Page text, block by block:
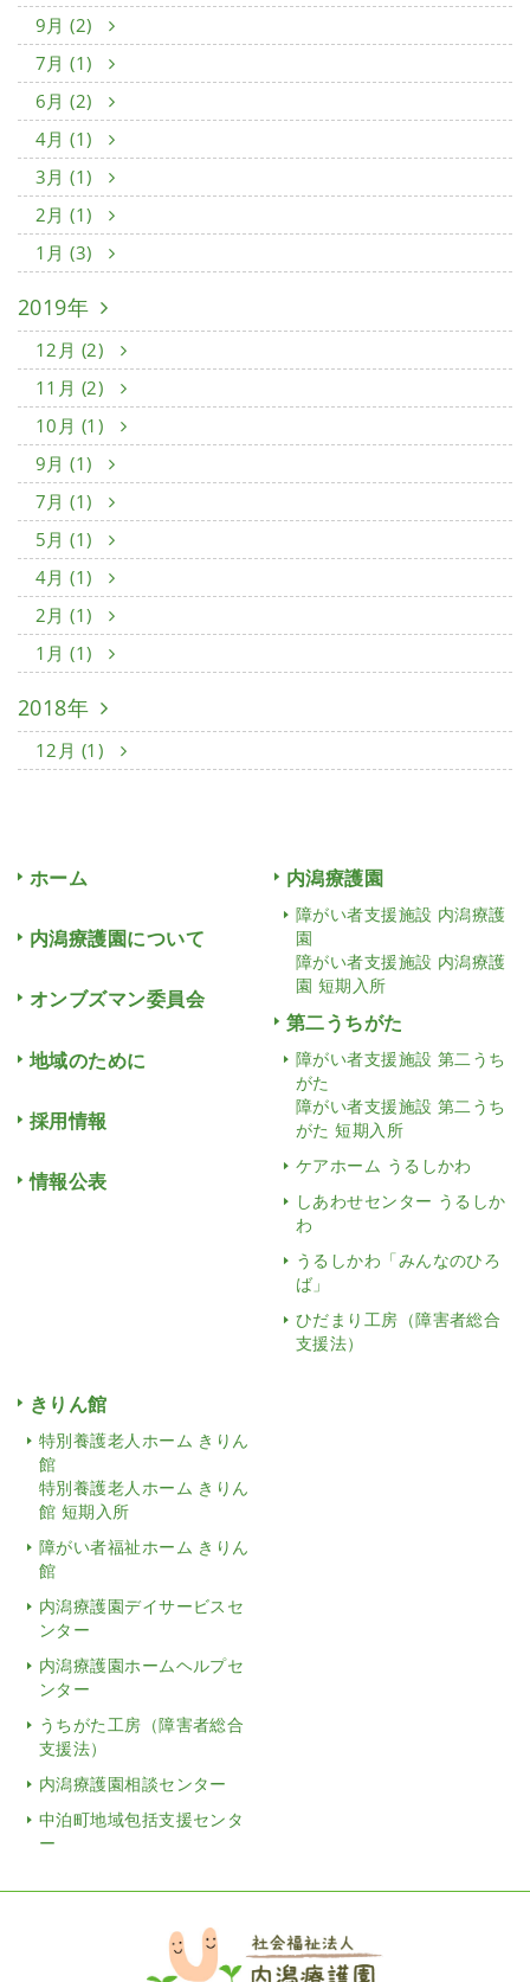
9月 (2)
7月 (1)
6月 (2)
4月 (1)
3月 (1)
2月 (1)
1月 (3)
2019年
12月 (2)
11月 (2)
10月 (1)
9月 (1)
7月 (1)
5月 (1)
4月 (1)
2月 (1)
1月 (1)
2018年
12月 (1)
ホーム
内潟療護園について
オンブズマン委員会
地域のために
採用情報
情報公表
内潟療護園
障がい者支援施設 内潟療護
園
障がい者支援施設 内潟療護
園 短期入所
第二うちがた
障がい者支援施設 第二うち
がた
障がい者支援施設 第二うち
がた 短期入所
ケアホーム うるしかわ
しあわせセンター うるしか
わ
うるしかわ「みんなのひろ
ば」
ひだまり工房（障害者総合
支援法）
きりん館
特別養護老人ホーム きりん
館
特別養護老人ホーム きりん
館 短期入所
障がい者福祉ホーム きりん
館
内潟療護園デイサービスセ
ンター
内潟療護園ホームヘルプセ
ンター
うちがた工房（障害者総合
支援法）
内潟療護園相談センター
中泊町地域包括支援センタ
ー